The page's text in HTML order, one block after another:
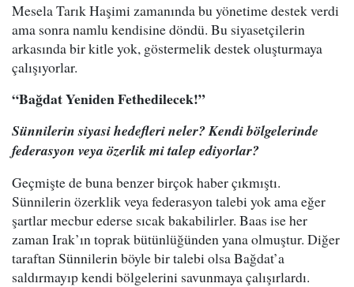
Mesela Tarık Haşimi zamanında bu yönetime destek verdi
ama sonra namlu kendisine döndü. Bu siyasetçilerin
arkasında bir kitle yok, göstermelik destek oluşturmaya
çalışıyorlar.
“Bağdat Yeniden Fethedilecek!”
Sünnilerin siyasi hedefleri neler? Kendi bölgelerinde
federasyon veya özerlik mi talep ediyorlar?
Geçmişte de buna benzer birçok haber çıkmıştı.
Sünnilerin özerklik veya federasyon talebi yok ama eğer
şartlar mecbur ederse sıcak bakabilirler. Baas ise her
zaman Irak’ın toprak bütünlüğünden yana olmuştur. Diğer
taraftan Sünnilerin böyle bir talebi olsa Bağdat’a
saldırmayıp kendi bölgelerini savunmaya çalışırlardı.